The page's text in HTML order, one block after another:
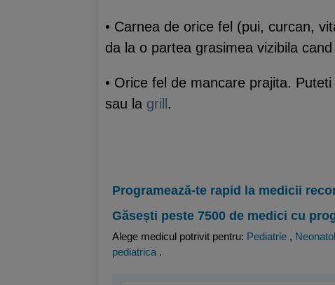
• Carnea de orice fel (pui, curcan,
da la o partea grasimea vizibila
• Orice fel de mancare prajita.
sau la grill.
Programează-te rapid la medicii
Găsești peste 7500 de medici cu
Alege medicul potrivit pentru: Pediatrie ,
pediatrica .